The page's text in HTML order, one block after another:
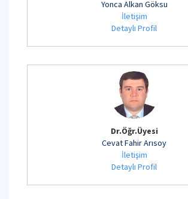
Yonca Alkan Göksu
İletişim
Detaylı Profil
Dr.Öğr.Üyesi
Cevat Fahir Arısoy
İletişim
Detaylı Profil